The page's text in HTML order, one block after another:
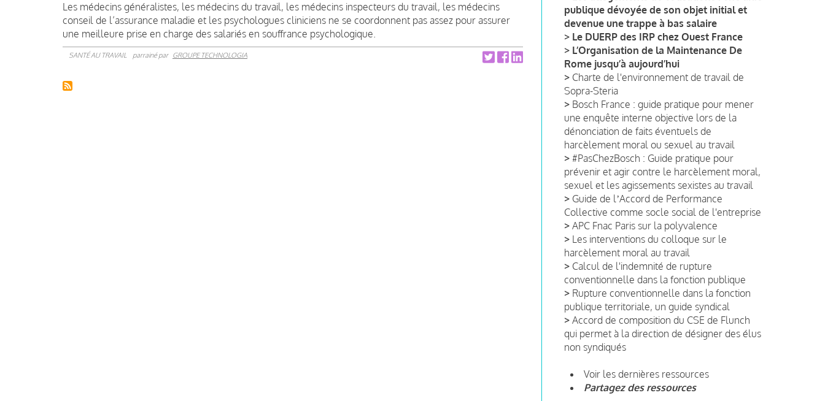
Les médecins généralistes, les médecins du travail, les médecins inspecteurs du travail, les médecins
conseil de l’assurance maladie et les psychologues cliniciens ne se coordonnent pas assez pour assurer
une meilleure prise en charge des salariés en souffrance psychologique.
SANTÉ AU TRAVAIL parrainé par GROUPE TECHNOLOGIA
publique dévoyée de son objet initial et
devenue une trappe à bas salaire
> Le DUERP des IRP chez Ouest France
> L’Organisation de la Maintenance De
Rome jusqu’à aujourd’hui
> Charte de l'environnement de travail de
Sopra-Steria
> Bosch France : guide pratique pour mener
une enquête interne objective lors de la
dénonciation de faits éventuels de
harcèlement moral ou sexuel au travail
> #PasChezBosch : Guide pratique pour
prévenir et agir contre le harcèlement moral,
sexuel et les agissements sexistes au travail
> Guide de lʼAccord de Performance
Collective comme socle social de l'entreprise
> APC Fnac Paris sur la polyvalence
> Les interventions du colloque sur le
harcèlement moral au travail
> Calcul de l'indemnité de rupture
conventionnelle dans la fonction publique
> Rupture conventionnelle dans la fonction
publique territoriale, un guide syndical
> Accord de composition du CSE de Flunch
qui permet à la direction de désigner des élus
non syndiqués
Voir les dernières ressources
Partagez des ressources